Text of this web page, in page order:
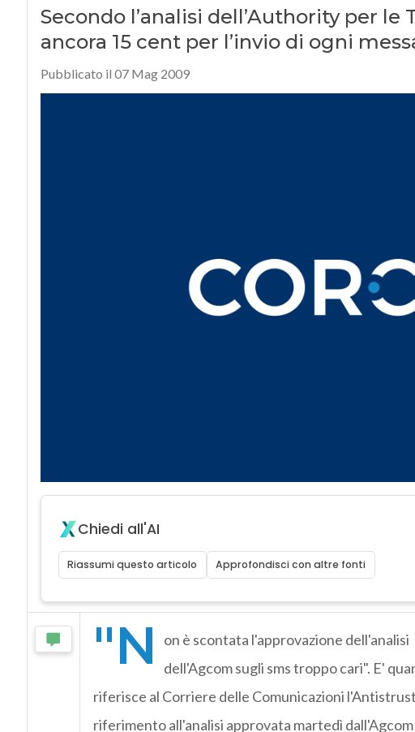
Secondo l’analisi dell’Authority per
ancora 15 cent per l’invio di ogni
Pubblicato il 07 Mag 2009
Chiedi all'AI
Riassumi questo articolo Approfondisci con altre fonti
"N
on è scontata l'approvazione dell'analisi
dell'Agcom sugli sms troppo cari". E'
riferisce al Corriere delle Comunicazioni
riferimento all'analisi approvata martedì dall'Agcom